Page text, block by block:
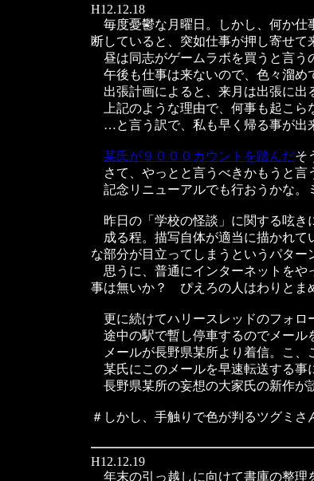
H12.12.18
毎度憂鬱な月曜日。しかし、何か仕
断していると、突如仕事が押し寄せて
昼は同志がゲームラボを買うと言う
午後も仕事は来ないので、色々溜め
出張計画によると、来月は出張に出
上記のような理由で、何事も起こら
…と言う訳で、私も早く帰る事が出
某氏が９０００カウントを踏んだそ
さて、やっとと言うべきかもうと言
記念リニューアルでも行おうかな。
昨日の「学校の怪談」に関する呟き
成る程。描写自体が適当に描かれて
な部分が目立ってしまうというパター
思うに、普通にインターネットをや
事は無いか？ ぴえろの人はわりとま
更に続けてハリースレッドのフォロ
途中の駅で暫し停車するのでメール
メールが長野県某所より着信。こ、
某氏にこのメールを早速転送する事
長野県某所の妄想の大家氏の新作が
＃しかし、手触りで色が判るツグミ
H12.12.19
年末の引っ越しに向けて書庫の整理